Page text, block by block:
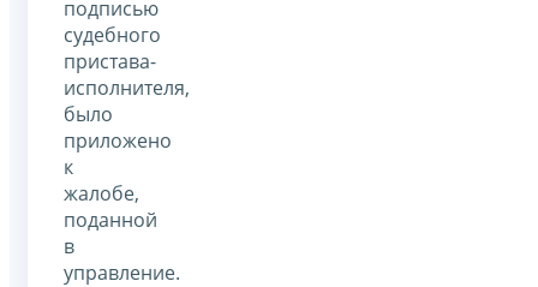
подписью
судебного
пристава-
исполнителя,
было
приложено
к
жалобе,
поданной
в
управление.